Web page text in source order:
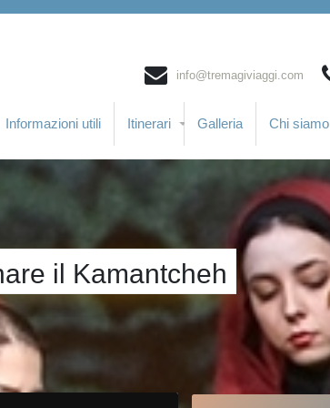
info@tremagiviaggi.com
Informazioni utili Itinerari Galleria Chi siamo
il Kamantcheh